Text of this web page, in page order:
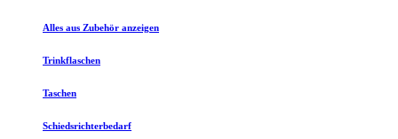
Alles aus Zubehör anzeigen
Trinkflaschen
Taschen
Schiedsrichterbedarf